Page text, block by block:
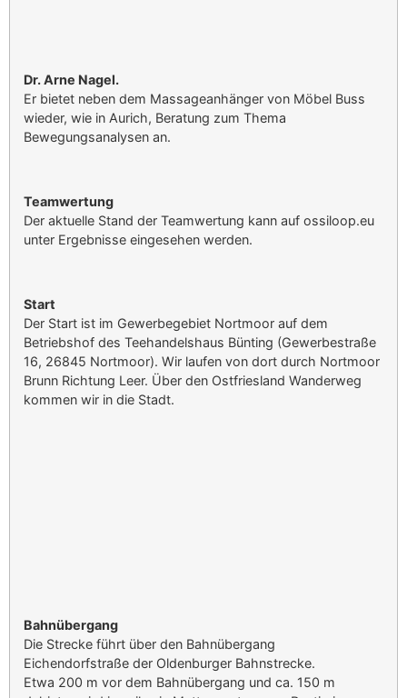
Dr. Arne Nagel.
Er bietet neben dem Massageanhänger von Möbel Buss
wieder, wie in Aurich, Beratung zum Thema
Bewegungsanalysen an.
Teamwertung
Der aktuelle Stand der Teamwertung kann auf ossiloop.eu
unter Ergebnisse eingesehen werden.
Start
Der Start ist im Gewerbegebiet Nortmoor auf dem
Betriebshof des Teehandelshaus Bünting (Gewerbestraße
16, 26845 Nortmoor). Wir laufen von dort durch Nortmoor
Brunn Richtung Leer. Über den Ostfriesland Wanderweg
kommen wir in die Stadt.
Bahnübergang
Die Strecke führt über den Bahnübergang
Eichendorfstraße der Oldenburger Bahnstrecke.
Etwa 200 m vor dem Bahnübergang und ca. 150 m